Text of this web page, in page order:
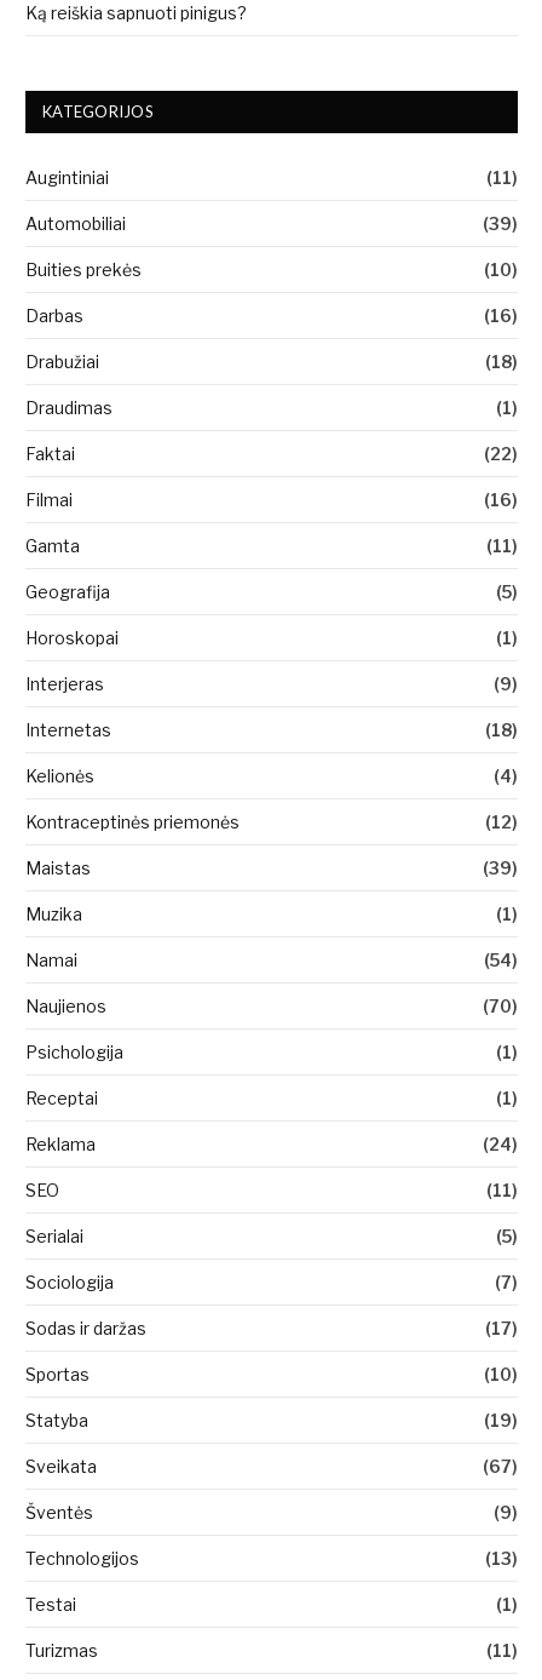
Ką reiškia sapnuoti pinigus?
KATEGORIJOS
Augintiniai (11)
Automobiliai (39)
Buities prekės (10)
Darbas (16)
Drabužiai (18)
Draudimas (1)
Faktai (22)
Filmai (16)
Gamta (11)
Geografija (5)
Horoskopai (1)
Interjeras (9)
Internetas (18)
Kelionės (4)
Kontraceptinės priemonės (12)
Maistas (39)
Muzika (1)
Namai (54)
Naujienos (70)
Psichologija (1)
Receptai (1)
Reklama (24)
SEO (11)
Serialai (5)
Sociologija (7)
Sodas ir daržas (17)
Sportas (10)
Statyba (19)
Sveikata (67)
Šventės (9)
Technologijos (13)
Testai (1)
Turizmas (11)